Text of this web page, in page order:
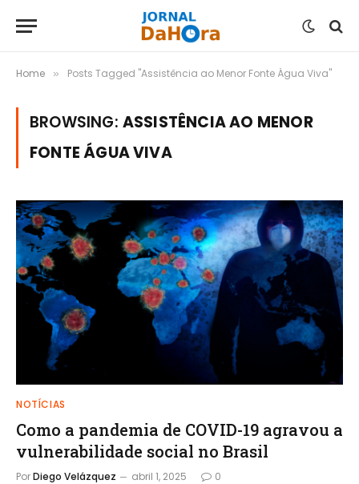
Home » Posts Tagged "Assistência ao Menor Fonte Água Viva"
BROWSING: ASSISTÊNCIA AO MENOR
FONTE ÁGUA VIVA
NOTÍCIAS
Como a pandemia de COVID-19 agravou a
vulnerabilidade social no Brasil
PorDiego Velázquez abril 1, 2025 0